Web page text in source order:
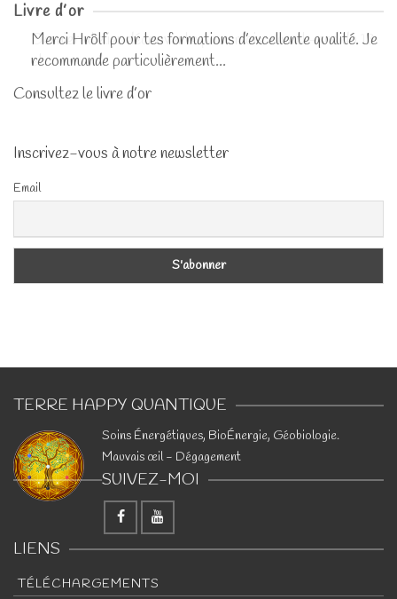
Livre d’or
Dernier atelier découverte pour moi ce week-end du 13
et...
Consultez le livre d’or
Inscrivez-vous à notre newsletter
Email
TERRE HAPPY QUANTIQUE
​Soins Énergétiques, BioÉnergie, Géobiologie.
Mauvais œil - Dégagement
SUIVEZ-MOI
LIENS
TÉLÉCHARGEMENTS